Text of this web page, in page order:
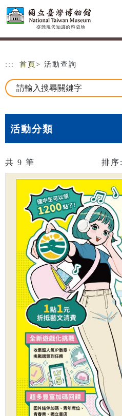
跳到主要內容
網站導覽
::: 首頁 > 活動查詢
活動分類
共 9 筆 排序: